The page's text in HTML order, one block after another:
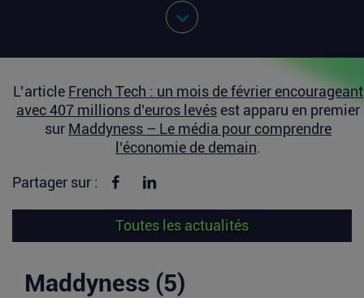
L’article French Tech : un mois de février encourageant
avec 407 millions d’euros levés est apparu en premier
sur Maddyness – Le média pour comprendre
l’économie de demain.
Partager sur : Partager sur Facebook
Toutes les actualités
Maddyness (5)